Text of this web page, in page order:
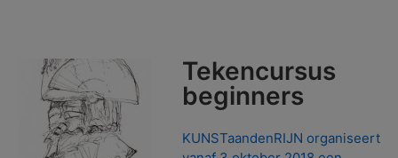
Tekencursus
beginners
KUNSTaandenRIJN organiseert